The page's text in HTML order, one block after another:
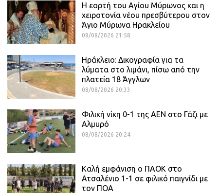
Η εορτή του Αγίου Μύρωνος και η
χειροτονία νέου πρεσβύτερου στον
Άγιο Μύρωνα Ηρακλείου
08/08/2026 21:58
Ηράκλειο: Δικογραφία για τα
λύματα στο λιμάνι, πίσω από την
πλατεία 18 Άγγλων
08/08/2026 20:33
Φιλική νίκη 0-1 της ΑΕΝ στο Γάζι με
Αλμυρό
08/08/2026 20:24
Καλή εμφάνιση ο ΠΑΟΚ στο
Ατσαλένιο 1-1 σε φιλικό παιγνίδι με
τον ΠΟΑ